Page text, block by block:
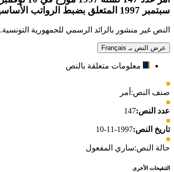
سبتمبر 1997 المتعلق بضبط الرواتب الأساسية للعسكريين وقوات الأمن الداخلي
النص غير منشور بالرائد الرسمي للجمهورية التونسية.
عرض النص بـ Français
معلومات متعلقة بالنص
صنف النص: أمر
عدد النص:147
تاريخ النص:1997-11-10
حالة النص:ساري المفعول
التنقيحات الأخرى